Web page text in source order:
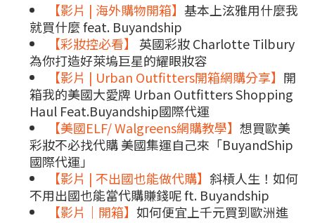
【影片 | 海外購物開箱】 基本上泫雅用什麼我
就買什麼 feat. Buyandship
【彩妝控必看】
英國彩妝 Charlotte Tilbury
為你打造好萊塢巨星的耀眼妝容
【影片 | Urban Outfitters開箱網購分享】 開
箱我的美國大愛牌 Urban Outfitters Shopping
Haul Feat.Buyandship國際代運
【美國ELF/ Walgreens網購教學】 想買歐美
彩妝不必找代購 美國集運自己來「BuyandShip
國際代運」
【影片 | 不出國也能做代購】 斜槓人生！如何
不用出國也能當代購賺錢呢 ft. Buyandship
【影片｜開箱】 如何便宜上千元買到歐洲進